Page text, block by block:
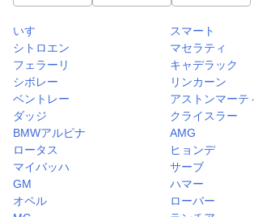
いすゞ
スマート
シトロエン
マセラティ
フェラーリ
キャデラック
シボレー
リンカーン
ベントレー
アストンマーテ
ダッジ
クライスラー
BMWアルピナ
AMG
ロータス
ヒョンデ
マイバッハ
サーブ
GM
ハマー
オペル
ローバー